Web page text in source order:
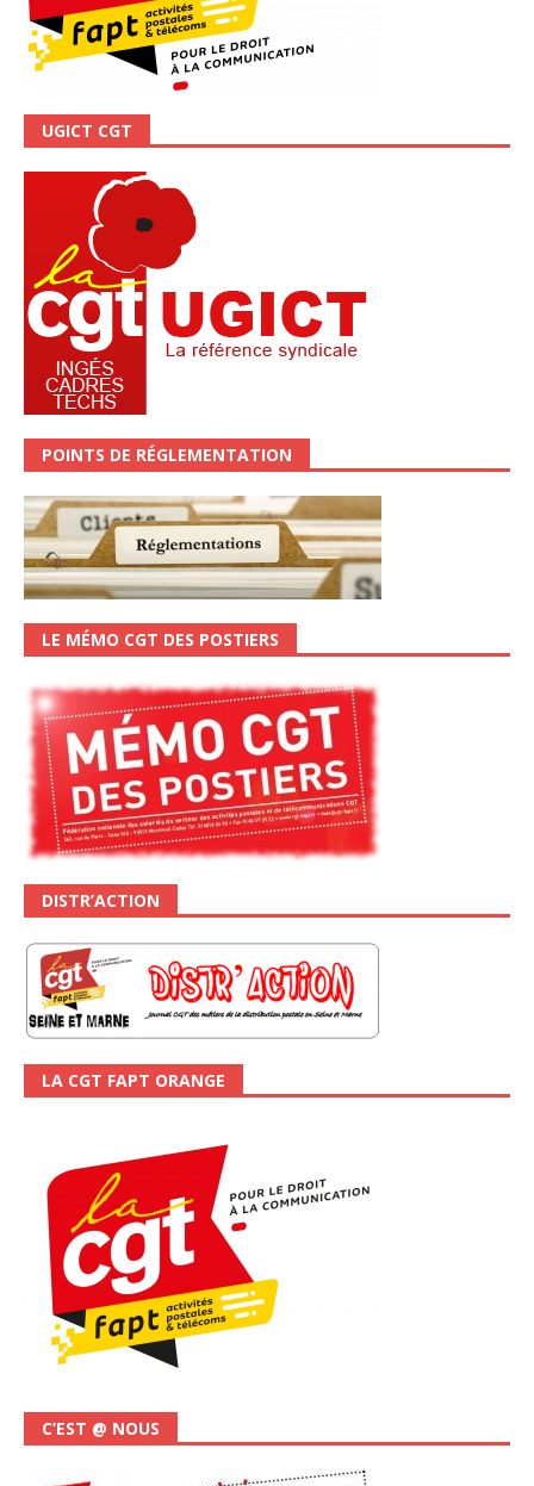
UGICT CGT
POINTS DE RÉGLEMENTATION
LE MÉMO CGT DES POSTIERS
DISTR’ACTION
LA CGT FAPT ORANGE
C’EST @ NOUS